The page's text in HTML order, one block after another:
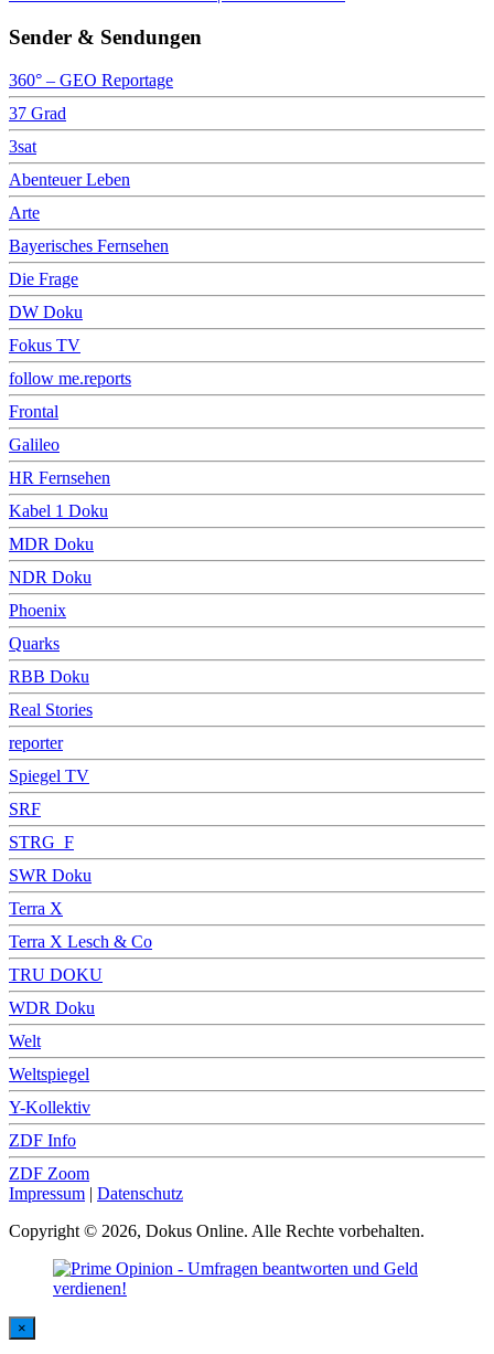
Sender & Sendungen
360° – GEO Reportage
37 Grad
3sat
Abenteuer Leben
Arte
Bayerisches Fernsehen
Die Frage
DW Doku
Fokus TV
follow me.reports
Frontal
Galileo
HR Fernsehen
Kabel 1 Doku
MDR Doku
NDR Doku
Phoenix
Quarks
RBB Doku
Real Stories
reporter
Spiegel TV
SRF
STRG_F
SWR Doku
Terra X
Terra X Lesch & Co
TRU DOKU
WDR Doku
Welt
Weltspiegel
Y-Kollektiv
ZDF Info
ZDF Zoom
Impressum | Datenschutz
Copyright © 2026, Dokus Online. Alle Rechte vorbehalten.
×